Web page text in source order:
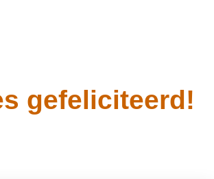
gefeliciteerd!